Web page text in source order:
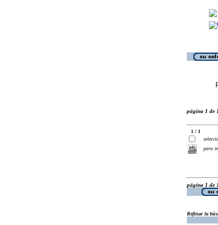
página 1 de
1 / 1
para
página 1 de
Refinar la